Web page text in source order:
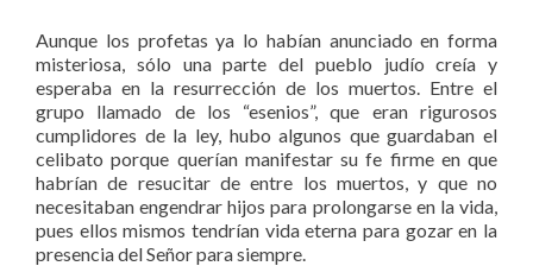
Aunque los profetas ya lo habían anunciado en forma
misteriosa, sólo una parte del pueblo judío creía y
esperaba en la resurrección de los muertos. Entre el
grupo llamado de los “esenios”, que eran rigurosos
cumplidores de la ley, hubo algunos que guardaban el
celibato porque querían manifestar su fe firme en que
habrían de resucitar de entre los muertos, y que no
necesitaban engendrar hijos para prolongarse en la vida,
pues ellos mismos tendrían vida eterna para gozar en la
presencia del Señor para siempre.